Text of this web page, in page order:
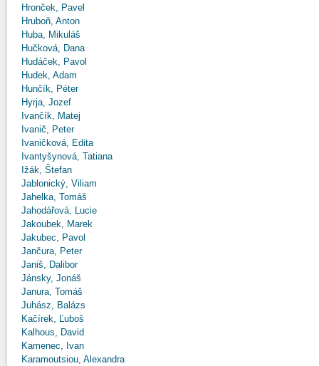
Hronček, Pavel
Hruboň, Anton
Huba, Mikuláš
Hučková, Dana
Hudáček, Pavol
Hudek, Adam
Hunčík, Péter
Hyrja, Jozef
Ivančík, Matej
Ivanič, Peter
Ivaničková, Edita
Ivantyšynová, Tatiana
Ižák, Štefan
Jablonický, Viliam
Jahelka, Tomáš
Jahodářová, Lucie
Jakoubek, Marek
Jakubec, Pavol
Jančura, Peter
Janiš, Dalibor
Jánsky, Jonáš
Janura, Tomáš
Juhász, Balázs
Kačírek, Ľuboš
Kalhous, David
Kamenec, Ivan
Karamoutsiou, Alexandra